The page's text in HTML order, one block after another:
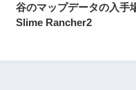
谷のマップデータの入手
Slime Rancher2